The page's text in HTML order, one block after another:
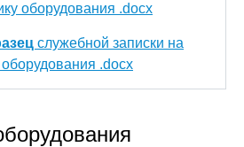
оборудования .docx
служебной записки на
оборудования .docx